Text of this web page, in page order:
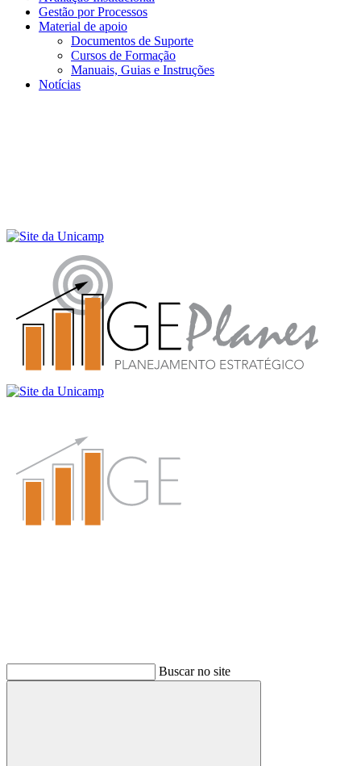
Gestão por Processos
Material de apoio
Documentos de Suporte
Cursos de Formação
Manuais, Guias e Instruções
Notícias
Buscar no site